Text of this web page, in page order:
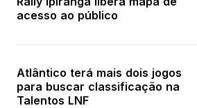
acesso ao público
Atlântico terá mais dois jogos
para buscar classificação na
Talentos LNF